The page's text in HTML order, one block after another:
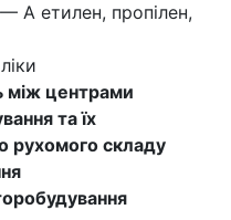
— А етилен, пропілен,
між центрами
та їх
рухомого складу